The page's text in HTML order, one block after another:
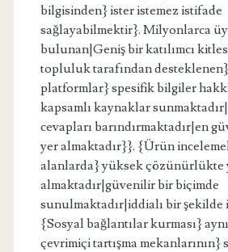
bilgisinden} ister istemez istifade
sağlayabilmektir}. Milyonlarca
bulunan|Geniş bir katılımcı
topluluk tarafından
platformlar} spesifik bilgiler
kapsamlı kaynaklar
cevapları barındırmaktadır|en
yer almaktadır}}. {Ürün
alanlarda} yüksek çözünürlükte
almaktadır|güvenilir bir biçimde
sunulmaktadır|iddialı bir
{Sosyal bağlantılar kurması}
çevrimiçi tartışma